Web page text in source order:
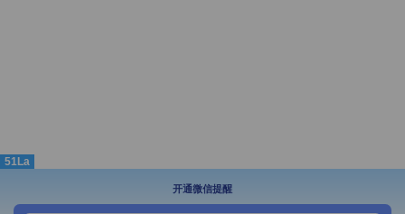
51La
开通微信提醒